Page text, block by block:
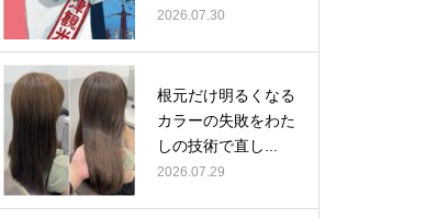
2026.07.30
根元だけ明るくなる
カラーの失敗をわた
しの技術で直し...
2026.07.29